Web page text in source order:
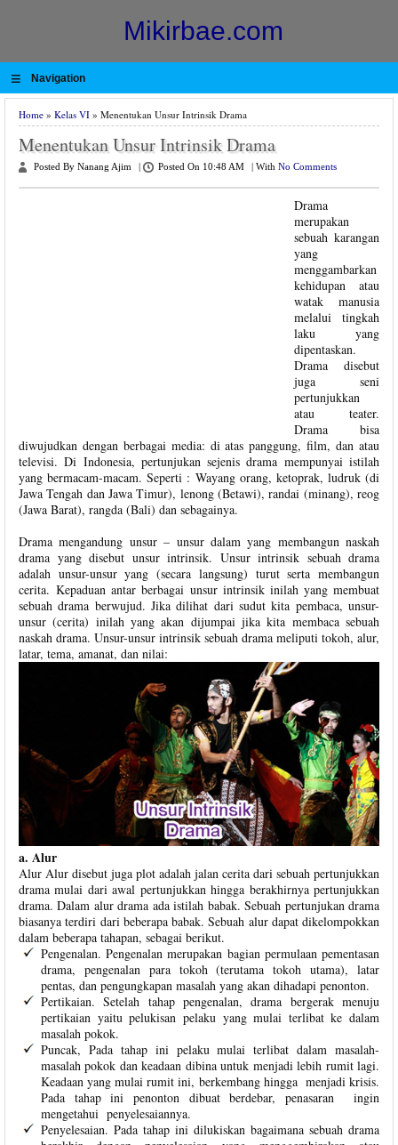
Mikirbae.com
≡ Navigation
Home » Kelas VI » Menentukan Unsur Intrinsik Drama
Menentukan Unsur Intrinsik Drama
Posted By Nanang Ajim Posted On 10:48 AM With No Comments
Drama
merupakan
sebuah karangan
yang
menggambarkan
kehidupan atau
watak manusia
melalui tingkah
laku yang
dipentaskan.
Drama disebut
juga seni
pertunjukkan
atau teater.
Drama bisa
diwujudkan dengan berbagai media: di atas panggung, film, dan atau
televisi. Di Indonesia, pertunjukan sejenis drama mempunyai istilah
yang bermacam-macam. Seperti : Wayang orang, ketoprak, ludruk (di
Jawa Tengah dan Jawa Timur), lenong (Betawi), randai (minang), reog
(Jawa Barat), rangda (Bali) dan sebagainya.
Drama mengandung unsur – unsur dalam yang membangun naskah
drama yang disebut unsur intrinsik. Unsur intrinsik sebuah drama
adalah unsur-unsur yang (secara langsung) turut serta membangun
cerita. Kepaduan antar berbagai unsur intrinsik inilah yang membuat
sebuah drama berwujud. Jika dilihat dari sudut kita pembaca, unsur-
unsur (cerita) inilah yang akan dijumpai jika kita membaca sebuah
naskah drama. Unsur-unsur intrinsik sebuah drama meliputi tokoh, alur,
latar, tema, amanat, dan nilai:
a. Alur
Alur Alur disebut juga plot adalah jalan cerita dari sebuah pertunjukkan
drama mulai dari awal pertunjukkan hingga berakhirnya pertunjukkan
drama. Dalam alur drama ada istilah babak. Sebuah pertunjukan drama
biasanya terdiri dari beberapa babak. Sebuah alur dapat dikelompokkan
dalam beberapa tahapan, sebagai berikut.
Pengenalan. Pengenalan merupakan bagian permulaan pementasan
drama, pengenalan para tokoh (terutama tokoh utama), latar
pentas, dan pengungkapan masalah yang akan dihadapi penonton.
Pertikaian. Setelah tahap pengenalan, drama bergerak menuju
pertikaian yaitu pelukisan pelaku yang mulai terlibat ke dalam
masalah pokok.
Puncak, Pada tahap ini pelaku mulai terlibat dalam masalah-
masalah pokok dan keadaan dibina untuk menjadi lebih rumit lagi.
Keadaan yang mulai rumit ini, berkembang hingga menjadi krisis.
Pada tahap ini penonton dibuat berdebar, penasaran ingin
mengetahui penyelesaiannya.
Penyelesaian. Pada tahap ini dilukiskan bagaimana sebuah drama